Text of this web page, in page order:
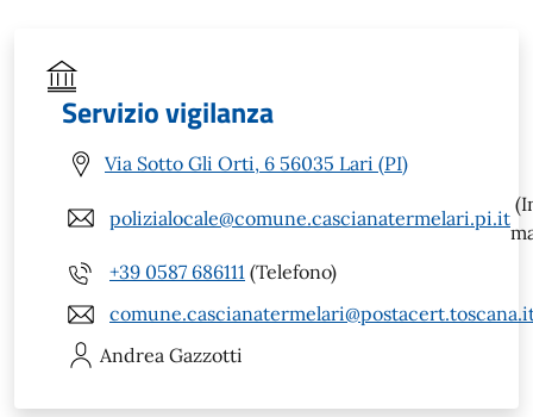
Servizio vigilanza
Via Sotto Gli Orti, 6 56035 Lari (PI)
polizialocale@comune.cascianatermelari.pi.it
+39 0587 686111 (Telefono)
Andrea Gazzotti